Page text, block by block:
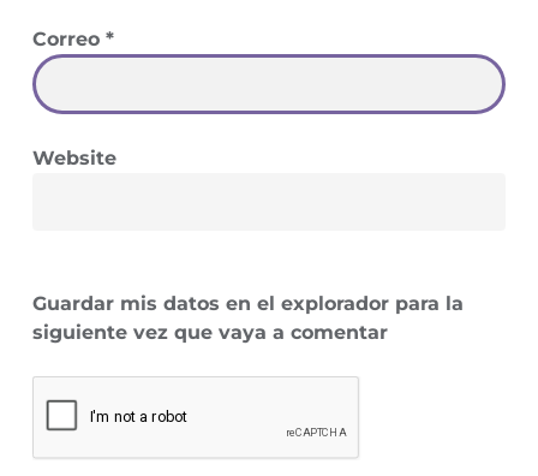
Correo *
Website
Guardar mis datos en el explorador para la
siguiente vez que vaya a comentar